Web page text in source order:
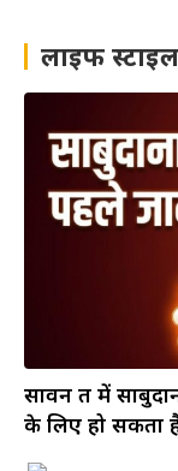
लाइफ स्टाइल
सावन व्रत में
के लिए हो सकता